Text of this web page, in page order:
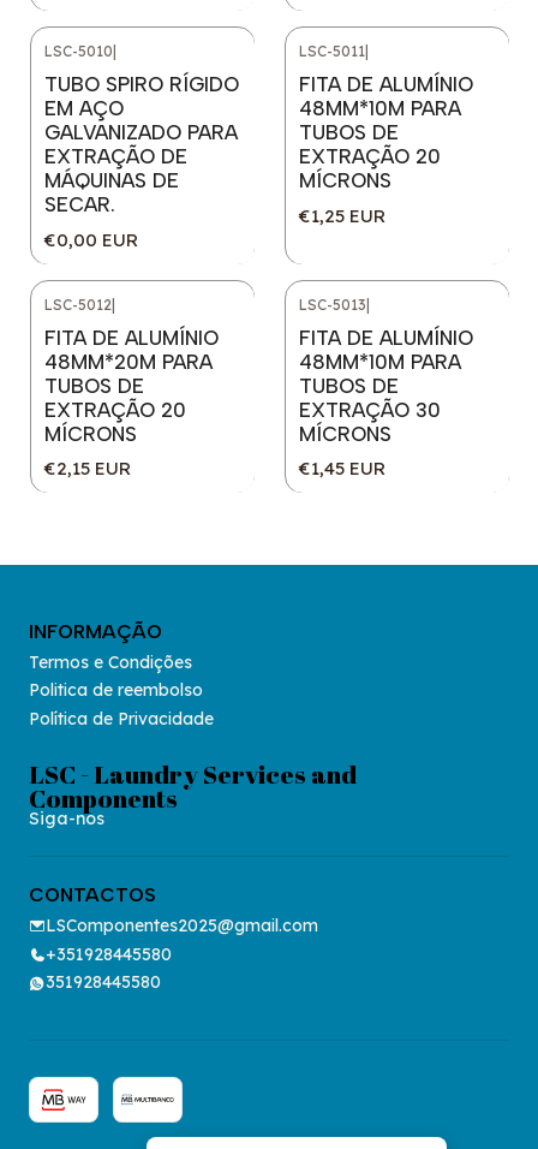
LSC-5010
TUBO SPIRO RÍGIDO
EM AÇO
GALVANIZADO PARA
EXTRAÇÃO DE
MÁQUINAS DE
SECAR.
€0,00 EUR
LSC-5011
FITA DE ALUMÍNIO
48MM*10M PARA
TUBOS DE
EXTRAÇÃO 20
MÍCRONS
€1,25 EUR
LSC-5012|
FITA DE ALUMÍNIO
48MM*20M PARA
TUBOS DE
EXTRAÇÃO 20
MÍCRONS
€2,15 EUR
LSC-5013|
FITA DE ALUMÍNIO
48MM*10M PARA
TUBOS DE
EXTRAÇÃO 30
MÍCRONS
€1,45 EUR
INFORMAÇÃO
Termos e Condições
Politica de reembolso
Política de Privacidade
LSC - Laundry Services and
Components
Siga-nos
CONTACTOS
LSComponentes2025@gmail.com
+351928445580
351928445580